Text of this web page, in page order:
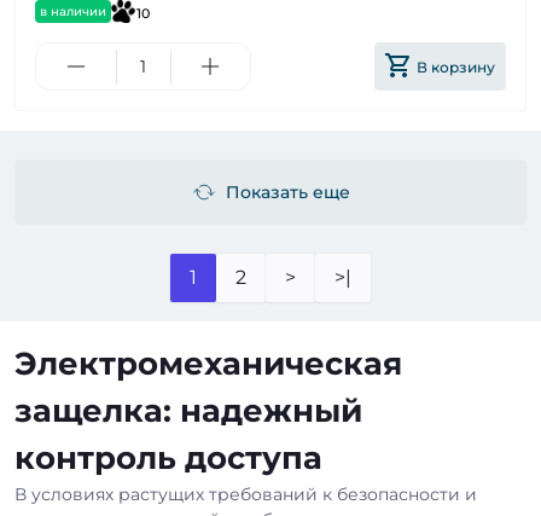
в наличии 10
В корзину
Показать еще
1 2 > >|
Электромеханическая
защелка: надежный
контроль доступа
В условиях растущих требований к безопасности и